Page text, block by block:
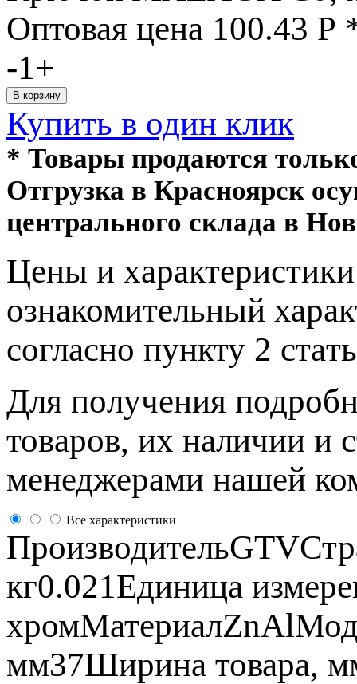
Оптовая цена 100.43 Р
-1+
Купить в один клик
* Товары продаются
Отгрузка в Красноярск
центрального склада в
Цeны и
ознакомительный
согласно пункту 2
Для пoлучения
товaров, их нaличии и
менеджерами нашей
Все характеристики
кг0.021Единица
мм37Ширина товара,